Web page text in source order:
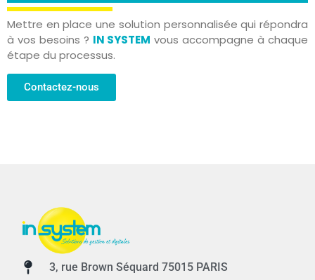
Mettre en place une solution personnalisée qui répondra
à vos besoins ? IN SYSTEM vous accompagne à chaque
étape du processus.
Contactez-nous
3, rue Brown Séquard 75015 PARIS